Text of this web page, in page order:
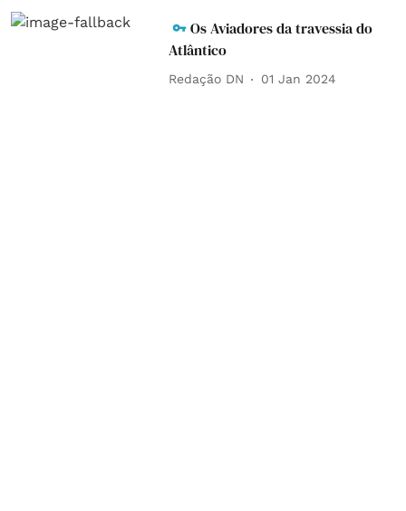
Os Aviadores da travessia do
Atlântico
Redação DN 01 Jan 2024